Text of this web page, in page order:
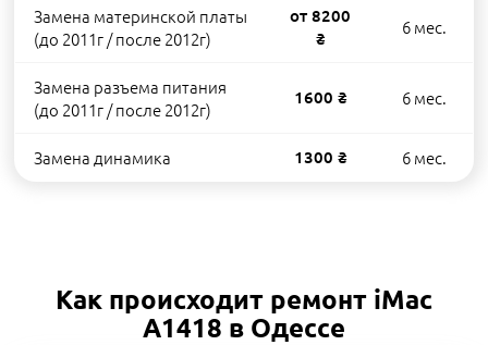
Замена материнской платы
(до 2011г / после 2012г)
от 8200
₴
6 мес.
Замена разъема питания
(до 2011г / после 2012г)
1600 ₴ 6 мес.
Замена динамика 1300 ₴ 6 мес.
Как происходит ремонт iMac
A1418 в Одессе